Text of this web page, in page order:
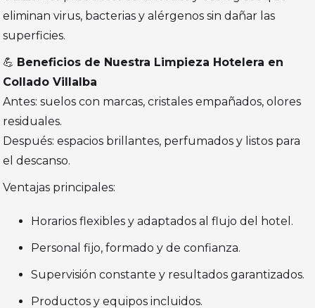
eliminan virus, bacterias y alérgenos sin dañar las
superficies.
💪 Beneficios de Nuestra Limpieza Hotelera en
Collado Villalba
Antes: suelos con marcas, cristales empañados, olores
residuales.
Después: espacios brillantes, perfumados y listos para
el descanso.
Ventajas principales:
Horarios flexibles y adaptados al flujo del hotel.
Personal fijo, formado y de confianza.
Supervisión constante y resultados garantizados.
Productos y equipos incluidos.